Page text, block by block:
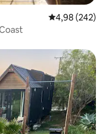
4,98 ud af 5 i
4,98 (242)